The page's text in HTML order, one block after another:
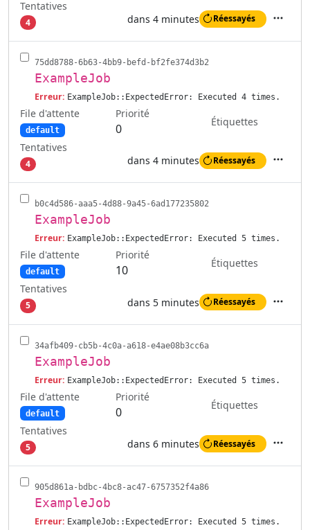
Tentatives
4 dans 4 minutes Réessayés
75dd8788-6b63-4bb9-befd-bf2fe374d3b2
ExampleJob
Erreur: ExampleJob::ExpectedError: Executed 4 times.
File d'attente
default
Priorité
0
Étiquettes
Tentatives
4 dans 4 minutes Réessayés
b0c4d586-aaa5-4d88-9a45-6ad177235802
ExampleJob
Erreur: ExampleJob::ExpectedError: Executed 5 times.
File d'attente
default
Priorité
10
Étiquettes
Tentatives
5 dans 5 minutes Réessayés Actions
34afb409-cb5b-4c0a-a618-e4ae08b3cc6a
ExampleJob
Erreur: ExampleJob::ExpectedError: Executed 5 times.
File d'attente
default
Priorité
0
Étiquettes
Tentatives
5 dans 6 minutes Réessayés
905d861a-bdbc-4bc8-ac47-6757352f4a86
ExampleJob
Erreur: ExampleJob::ExpectedError: Executed 5 times.